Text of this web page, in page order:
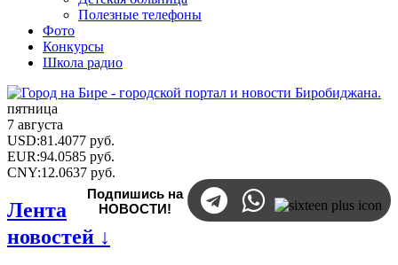
Полезные телефоны
Фото
Конкурсы
Школа радио
пятница
7 августа
USD:81.4077 руб.
EUR:94.0585 руб.
CNY:12.0637 руб.
Подпишись на
НОВОСТИ!
Лента
новостей ↓